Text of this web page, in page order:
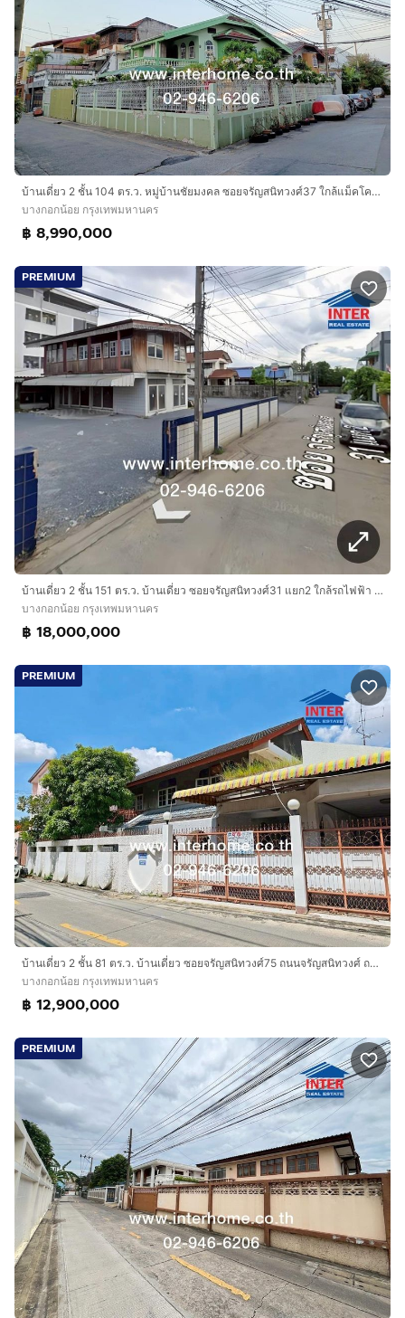
บ้านเดี่ยว 2 ชั้น 104 ตร.ว. หมู่บ้านชัยมงคล ซอยจรัญสนิทวงศ์37 ใกล้แม็คโคร ถนนจรัญสนิทวงศ์ ถนนบรมราชชนนี เขตบางกอกน้อย กรุงเทพ
บางกอกน้อย กรุงเทพมหานคร
฿ 8,990,000
PREMIUM
บ้านเดี่ยว 2 ชั้น 151 ตร.ว. บ้านเดี่ยว ซอยจรัญสนิทวงศ์31 แยก2 ใกล้รถไฟฟ้า MRTสถานีไฟฉาย ถนนพรานนก-กาญจนาภิเษก ถนนจรัญสนิทวงศ์ เขตบางกอกน้อย
บางกอกน้อย กรุงเทพมหานคร
฿ 18,000,000
PREMIUM
บ้านเดี่ยว 2 ชั้น 81 ตร.ว. บ้านเดี่ยว ซอยจรัญสนิทวงศ์75 ถนนจรัญสนิทวงศ์ ถนนบรมราชชนนี เขตบางกอกน้อย กรุงเทพมหานคร
บางกอกน้อย กรุงเทพมหานคร
฿ 12,900,000
PREMIUM